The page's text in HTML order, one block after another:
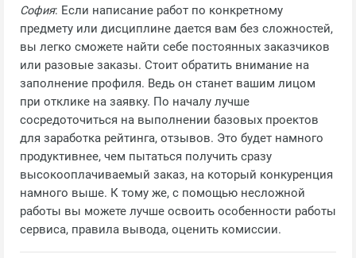
София: Если написание работ по конкретному
предмету или дисциплине дается вам без сложностей,
вы легко сможете найти себе постоянных заказчиков
или разовые заказы. Стоит обратить внимание на
заполнение профиля. Ведь он станет вашим лицом
при отклике на заявку. По началу лучше
сосредоточиться на выполнении базовых проектов
для заработка рейтинга, отзывов. Это будет намного
продуктивнее, чем пытаться получить сразу
высокооплачиваемый заказ, на который конкуренция
намного выше. К тому же, с помощью несложной
работы вы можете лучше освоить особенности работы
сервиса, правила вывода, оценить комиссии.